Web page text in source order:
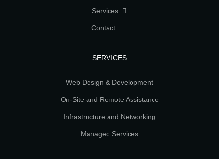
Services
Contact
SERVICES
Web Design & Development
On-Site and Remote Assistance
Infrastructure and Networking
Managed Services